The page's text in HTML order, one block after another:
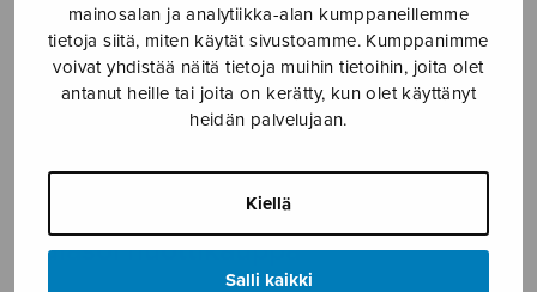
mainosalan ja analytiikka-alan kumppaneillemme
tietoja siitä, miten käytät sivustoamme. Kumppanimme
voivat yhdistää näitä tietoja muihin tietoihin, joita olet
antanut heille tai joita on kerätty, kun olet käyttänyt
heidän palvelujaan.
Kiellä
Salli kaikki
SOITINMUSIIKKI
YKSINLAULU
YLEINEN
Sulasol nuottikauppa